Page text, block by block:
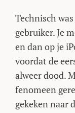
Technisch
gebruiker. Je
en dan op je
voordat de
alweer dood.
fenomeen
gekeken naar